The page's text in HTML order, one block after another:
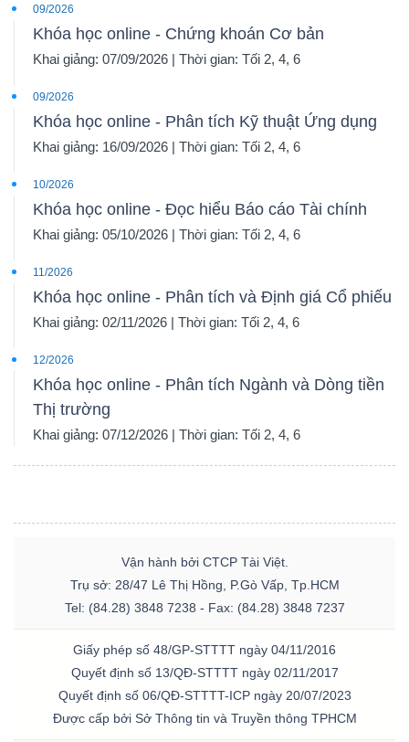
09/2026
Khóa học online - Chứng khoán Cơ bản
Khai giảng: 07/09/2026 | Thời gian: Tối 2, 4, 6
09/2026
Khóa học online - Phân tích Kỹ thuật Ứng dụng
Khai giảng: 16/09/2026 | Thời gian: Tối 2, 4, 6
10/2026
Khóa học online - Đọc hiểu Báo cáo Tài chính
Khai giảng: 05/10/2026 | Thời gian: Tối 2, 4, 6
11/2026
Khóa học online - Phân tích và Định giá Cổ phiếu
Khai giảng: 02/11/2026 | Thời gian: Tối 2, 4, 6
12/2026
Khóa học online - Phân tích Ngành và Dòng tiền
Thị trường
Khai giảng: 07/12/2026 | Thời gian: Tối 2, 4, 6
Vận hành bởi CTCP Tài Việt.
Trụ sở: 28/47 Lê Thị Hồng, P.Gò Vấp, Tp.HCM
Tel: (84.28) 3848 7238 - Fax: (84.28) 3848 7237
Giấy phép số 48/GP-STTTT ngày 04/11/2016
Quyết định số 13/QĐ-STTTT ngày 02/11/2017
Quyết định số 06/QĐ-STTTT-ICP ngày 20/07/2023
Được cấp bởi Sở Thông tin và Truyền thông TPHCM